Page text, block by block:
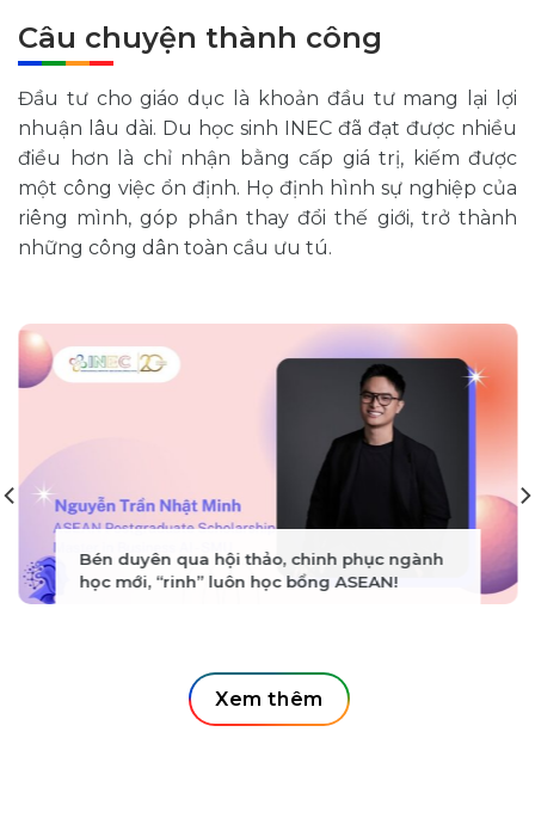
Câu chuyện thành công
Đầu tư cho giáo dục là khoản đầu tư mang lại lợi
nhuận lâu dài. Du học sinh INEC đã đạt được nhiều
điều hơn là chỉ nhận bằng cấp giá trị, kiếm được
một công việc ổn định. Họ định hình sự nghiệp của
riêng mình, góp phần thay đổi thế giới, trở thành
những công dân toàn cầu ưu tú.
Bén duyên qua hội thảo, chinh phục ngành
học mới, “rinh” luôn học bổng ASEAN!
Xem thêm